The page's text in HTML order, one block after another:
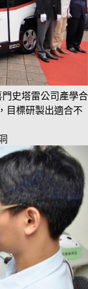
史塔雷公司產學合
目標研製出適合不